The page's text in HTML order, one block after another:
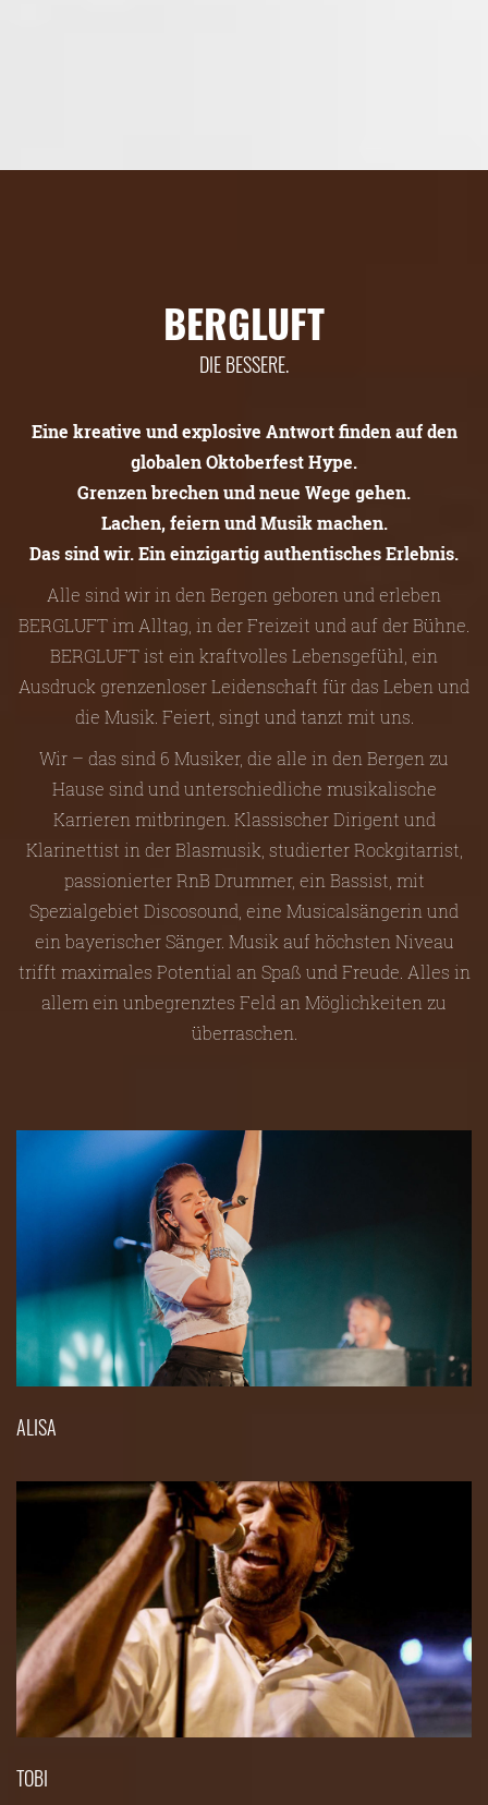
BERGLUFT
DIE BESSERE.
Eine kreative und explosive Antwort finden auf den
globalen Oktoberfest Hype.
Grenzen brechen und neue Wege gehen.
Lachen, feiern und Musik machen.
Das sind wir. Ein einzigartig authentisches Erlebnis.
Alle sind wir in den Bergen geboren und erleben
BERGLUFT im Alltag, in der Freizeit und auf der Bühne.
BERGLUFT ist ein kraftvolles Lebensgefühl, ein
Ausdruck grenzenloser Leidenschaft für das Leben und
die Musik. Feiert, singt und tanzt mit uns.
Wir – das sind 6 Musiker, die alle in den Bergen zu
Hause sind und unterschiedliche musikalische
Karrieren mitbringen. Klassischer Dirigent und
Klarinettist in der Blasmusik, studierter Rockgitarrist,
passionierter RnB Drummer, ein Bassist, mit
Spezialgebiet Discosound, eine Musicalsängerin und
ein bayerischer Sänger. Musik auf höchsten Niveau
trifft maximales Potential an Spaß und Freude. Alles in
allem ein unbegrenztes Feld an Möglichkeiten zu
überraschen.
ALISA
TOBI